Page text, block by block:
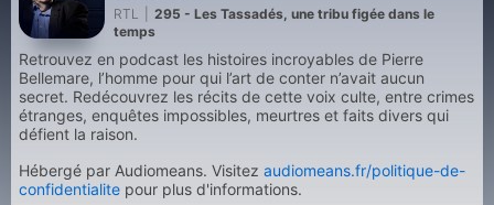
RTL
295 - Les Tassadés, une tribu figée dans le
temps
Retrouvez en podcast les histoires incroyables de Pierre
Bellemare, l’homme pour qui l’art de conter n’avait aucun
secret. Redécouvrez les récits de cette voix culte, entre crimes
étranges, enquêtes impossibles, meurtres et faits divers qui
défient la raison.
Hébergé par Audiomeans. Visitez audiomeans.fr/politique-de-
confidentialite pour plus d'informations.